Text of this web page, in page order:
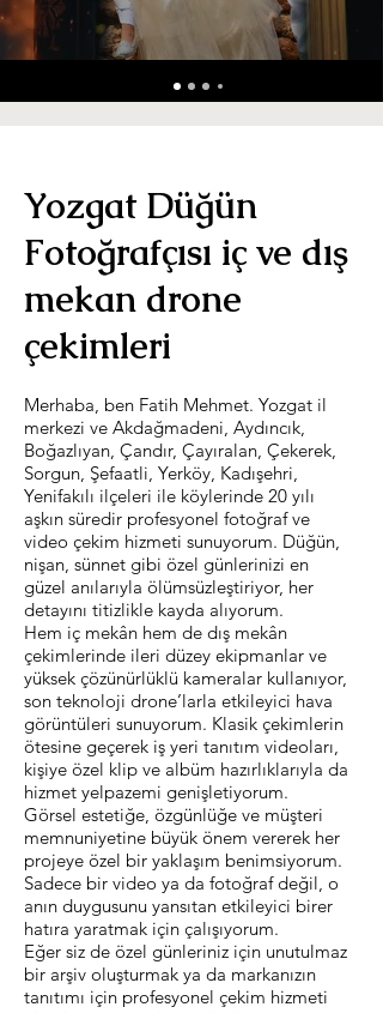
Yozgat Düğün
Fotoğrafçısı iç ve dış
mekan drone
çekimleri
Merhaba, ben Fatih Mehmet. Yozgat il
merkezi ve Akdağmadeni, Aydıncık,
Boğazlıyan, Çandır, Çayıralan, Çekerek,
Sorgun, Şefaatli, Yerköy, Kadışehri,
Yenifakılı ilçeleri ile köylerinde 20 yılı
aşkın süredir profesyonel fotoğraf ve
video çekim hizmeti sunuyorum. Düğün,
nişan, sünnet gibi özel günlerinizi en
güzel anılarıyla ölümsüzleştiriyor, her
detayını titizlikle kayda alıyorum.
Hem iç mekân hem de dış mekân
çekimlerinde ileri düzey ekipmanlar ve
yüksek çözünürlüklü kameralar kullanıyor,
son teknoloji drone’larla etkileyici hava
görüntüleri sunuyorum. Klasik çekimlerin
ötesine geçerek iş yeri tanıtım videoları,
kişiye özel klip ve albüm hazırlıklarıyla da
hizmet yelpazemi genişletiyorum.
Görsel estetiğe, özgünlüğe ve müşteri
memnuniyetine büyük önem vererek her
projeye özel bir yaklaşım benimsiyorum.
Sadece bir video ya da fotoğraf değil, o
anın duygusunu yansıtan etkileyici birer
hatıra yaratmak için çalışıyorum.
Eğer siz de özel günleriniz için unutulmaz
bir arşiv oluşturmak ya da markanızın
tanıtımı için profesyonel çekim hizmeti